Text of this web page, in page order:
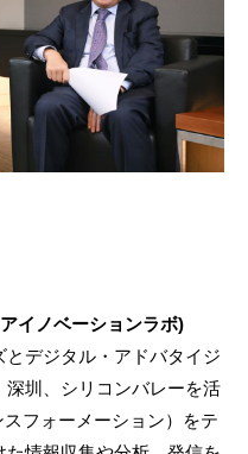
イノベーションラボ)
デジタル・アドバタイジ
深圳、シリコンバレーを活
フォーメーション）をテ